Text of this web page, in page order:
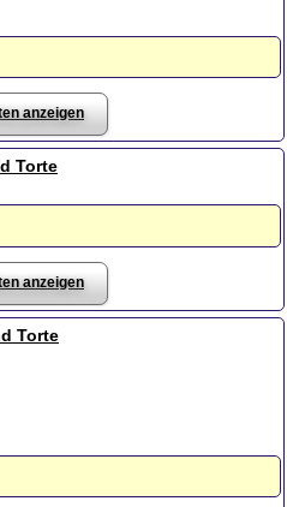
anzeigen
Torte
anzeigen
Torte